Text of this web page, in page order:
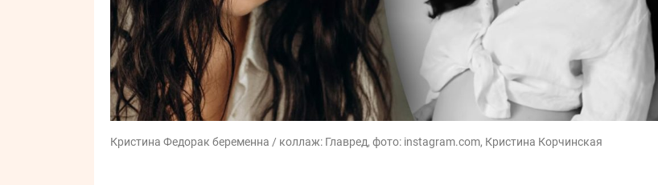
Кристина Федорак беременна / коллаж: Главред, фото: instagram.com, Кристина Корчинская